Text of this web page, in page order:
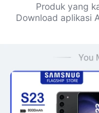
Produk yang
Download aplikasi